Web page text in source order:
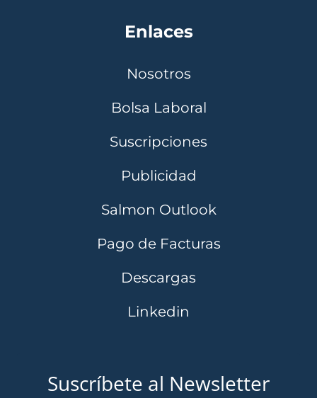
Enlaces
Nosotros
Bolsa Laboral
Suscripciones
Publicidad
Salmon Outlook
Pago de Facturas
Descargas
Linkedin
Suscríbete al Newsletter